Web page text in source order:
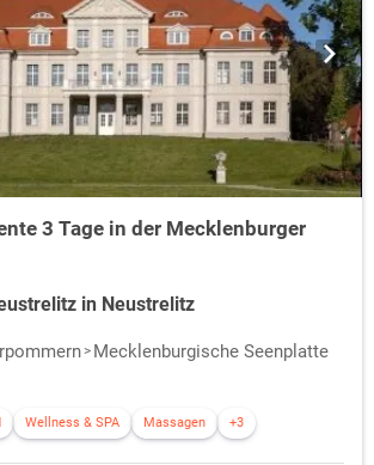
3 Tage in der Mecklenburger
in Neustrelitz
Mecklenburgische Seenplatte
Wellness & SPA Massagen +3